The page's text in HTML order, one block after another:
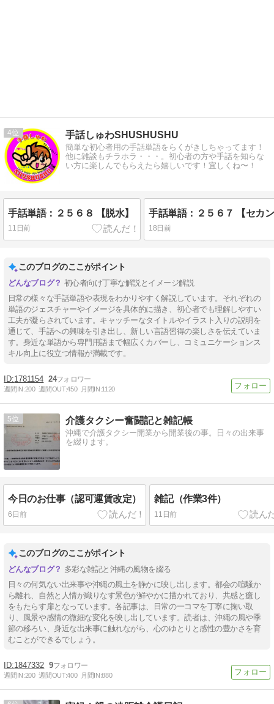
4 手話しゅわSHUSHUSHU
簡単な初心者用の手話単語をらくがきしちゃってます！
他に雑談もチラホラ・・・。初心者の方や手話を知らな
い方に楽しんでもらえたら嬉しいです！宜しくね〜！
手話単語：２５６８ 【脱水】
11日前 18日前
このブログのここがポイント
初心者向け丁寧な解説とイメージ解説
日常の様々な手話単語や表現をわかりやすく解説しています。それぞれの
単語のジェスチャーやイメージを具体的に描き、初心者でも理解しやすい
工夫が凝らされています。キャッチーなタイトルやイラスト入りの説明を
通じて、手話への興味を引き出し、新しい言語習得の楽しさを伝えていま
す。身近な単語から専門用語まで幅広くカバーし、コミュニケーションス
キル向上に役立つ情報が満載です。
1781154 24
週間IN:200 週間OUT:450 月間IN:1120
5 介護タクシー奮闘記と雑記帳
沖縄で介護タクシー開業から開業後の事。日々の出来事
を綴ります。
今日のお仕事（認可運賃改定）
6日前
雑記（作業3件）
11日前
このブログのここがポイント
多彩な雑記と沖縄の風物を綴る
日々の何気ない出来事や沖縄の風土を静かに映し出します。都会の喧騒か
ら離れ、自然と人情が織りなす景色が鮮やかに描かれており、共感と癒し
をもたらす扉となっています。各記事は、日常の一コマを丁寧に掬い取
り、風景や感情の微細な変化を映し出しています。読者は、沖縄の風や季
節の移ろい、身近な出来事に触れながら、心のゆとりと感性の豊かさを育
むことができるでしょう。
1847332 9
週間IN:200 週間OUT:400 月間IN:880